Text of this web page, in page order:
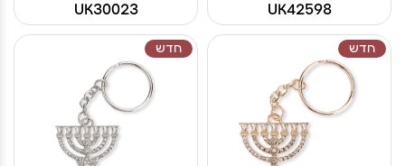
UK42598
UK30023
חדש חדש